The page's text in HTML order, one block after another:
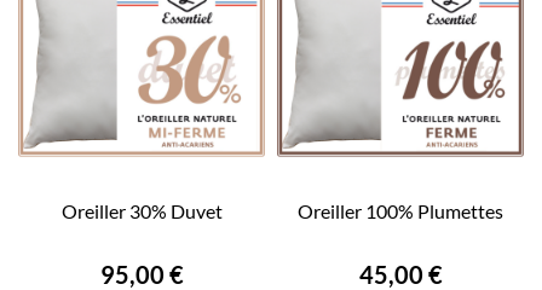
Oreiller 30% Duvet
Prix
95,00 €
Oreiller 100% Plumettes
Prix
45,00 €